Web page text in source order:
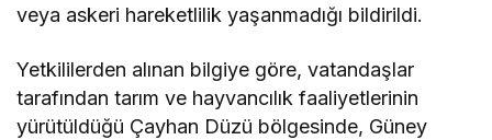
veya askeri hareketlilik yaşanmadığı bildirildi.
Yetkililerden alınan bilgiye göre, vatandaşlar
tarafından tarım ve hayvancılık faaliyetlerinin
yürütüldüğü Çayhan Düzü bölgesinde, Güney